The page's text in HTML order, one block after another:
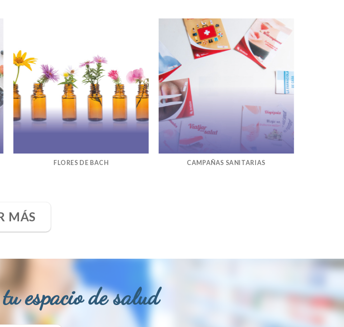
FLORES DE BACH CAMPAÑAS SANITARIAS
MÁS
espacio de salud